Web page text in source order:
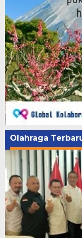
Olahraga